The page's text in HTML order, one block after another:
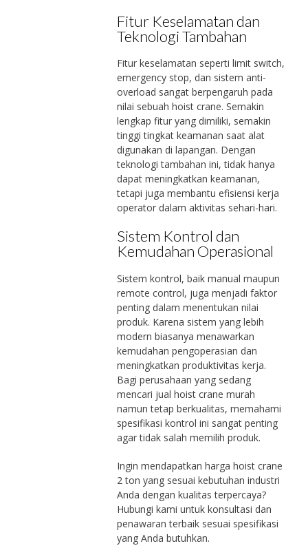
Fitur Keselamatan dan
Teknologi Tambahan
Fitur keselamatan seperti limit switch,
emergency stop, dan sistem anti-
overload sangat berpengaruh pada
nilai sebuah hoist crane. Semakin
lengkap fitur yang dimiliki, semakin
tinggi tingkat keamanan saat alat
digunakan di lapangan. Dengan
teknologi tambahan ini, tidak hanya
dapat meningkatkan keamanan,
tetapi juga membantu efisiensi kerja
operator dalam aktivitas sehari-hari.
Sistem Kontrol dan
Kemudahan Operasional
Sistem kontrol, baik manual maupun
remote control, juga menjadi faktor
penting dalam menentukan nilai
produk. Karena sistem yang lebih
modern biasanya menawarkan
kemudahan pengoperasian dan
meningkatkan produktivitas kerja.
Bagi perusahaan yang sedang
mencari jual hoist crane murah
namun tetap berkualitas, memahami
spesifikasi kontrol ini sangat penting
agar tidak salah memilih produk.
Ingin mendapatkan harga hoist crane
2 ton yang sesuai kebutuhan industri
Anda dengan kualitas terpercaya?
Hubungi kami untuk konsultasi dan
penawaran terbaik sesuai spesifikasi
yang Anda butuhkan.